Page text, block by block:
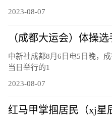
2023-08-07
中新社成都8月6日电5日晚，
当日举行的1
2023-08-07